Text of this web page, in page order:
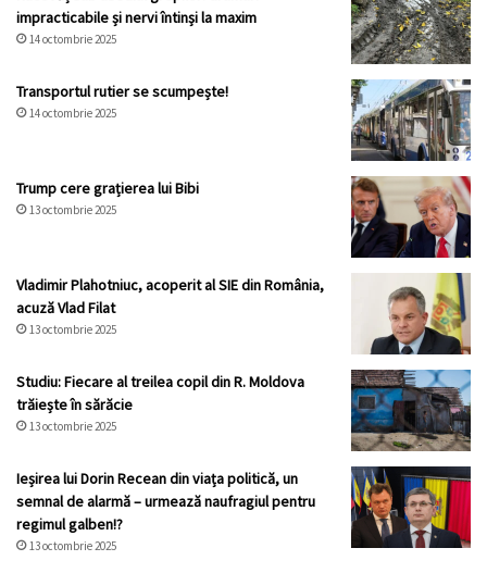
impracticabile și nervi întinși la maxim
14 octombrie 2025
Transportul rutier se scumpește!
14 octombrie 2025
Trump cere grațierea lui Bibi
13 octombrie 2025
Vladimir Plahotniuc, acoperit al SIE din România,
acuză Vlad Filat
13 octombrie 2025
Studiu: Fiecare al treilea copil din R. Moldova
trăiește în sărăcie
13 octombrie 2025
Ieșirea lui Dorin Recean din viața politică, un
semnal de alarmă – urmează naufragiul pentru
regimul galben!?
13 octombrie 2025